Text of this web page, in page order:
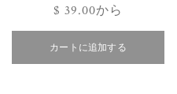
通
常
価
格
$ 39.00から
カートに追加する